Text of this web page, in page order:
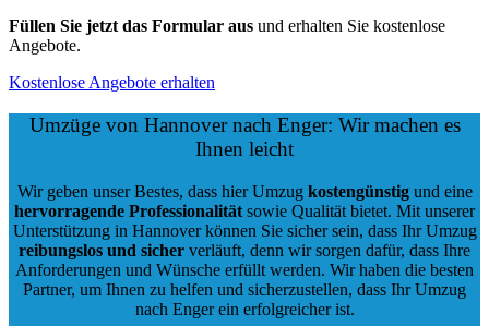
Füllen Sie jetzt das Formular aus und erhalten Sie kostenlose
Angebote.
Kostenlose Angebote erhalten
Umzüge von Hannover nach Enger: Wir machen es
Ihnen leicht
Wir geben unser Bestes, dass hier Umzug kostengünstigund eine
hervorragende Professionalität sowie Qualität bietet. Mit unserer
Unterstützung in Hannover können Sie sicher sein, dass Ihr Umzug
reibungslos und sicher verläuft, denn wir sorgen dafür, dass Ihre
Anforderungen und Wünsche erfüllt werden. Wir haben die besten
Partner, um Ihnen zu helfen und sicherzustellen, dass Ihr Umzug
nach Enger ein erfolgreicher ist.